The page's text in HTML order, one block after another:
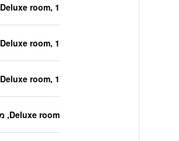
Deluxe room, 1מיטת קינג
Deluxe room, 1מיטת קינג
Deluxe room, 1מיטת טווין
Deluxe room, מיטות קווין2